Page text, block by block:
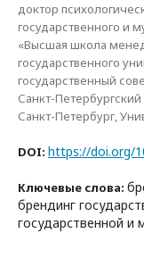
доктор
государственного и
«Высшая школа
государственного
государственный
Санкт-Петербургский
Санкт-Петербург,
DOI: https://doi.org/
Ключевые слова:
брендинг
государственной и